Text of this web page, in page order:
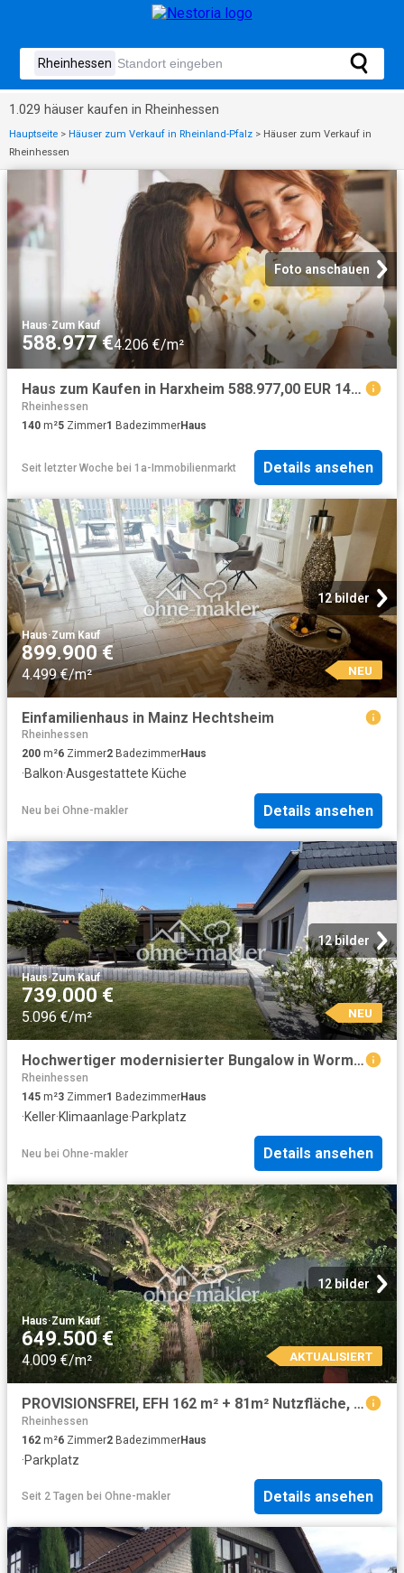
1.029 häuser kaufen in Rheinhessen
Hauptseite > Häuser zum Verkauf in Rheinland-Pfalz > Häuser zum Verkauf in
Rheinhessen
Foto anschauen
Haus·Zum Kauf
588.977 €4.206 €/m²
Haus zum Kaufen in Harxheim 588.977,00 EUR 140 m²
Rheinhessen
140 m²5 Zimmer1 BadezimmerHaus
Seit letzter Woche bei 1a-Immobilienmarkt Details ansehen
12 bilder
Haus·Zum Kauf
899.900 €
4.499 €/m² NEU
Einfamilienhaus in Mainz Hechtsheim
Rheinhessen
200 m²6 Zimmer2 BadezimmerHaus
·Balkon·Ausgestattete Küche
Neu bei Ohne-makler Details ansehen
12 bilder
Haus·Zum Kauf
739.000 €
5.096 €/m² NEU
Hochwertiger modernisierter Bungalow in Worms Neuhausen
Rheinhessen
145 m²3 Zimmer1 BadezimmerHaus
·Keller·Klimaanlage·Parkplatz
Neu bei Ohne-makler Details ansehen
12 bilder
Haus·Zum Kauf
649.500 €
4.009 €/m² AKTUALISIERT
PROVISIONSFREI, EFH 162 m² + 81m² Nutzfläche, sehr gute Lage/Verkehrsanbindung
Rheinhessen
162 m²6 Zimmer2 BadezimmerHaus
·Parkplatz
Seit 2 Tagen bei Ohne-makler Details ansehen